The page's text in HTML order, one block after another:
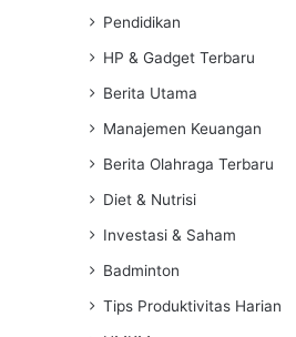
Pendidikan
HP & Gadget Terbaru
Berita Utama
Manajemen Keuangan
Berita Olahraga Terbaru
Diet & Nutrisi
Investasi & Saham
Badminton
Tips Produktivitas Harian